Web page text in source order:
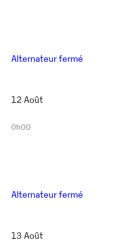
Alternateur fermé
12 Août
0h00
Alternateur fermé
13 Août